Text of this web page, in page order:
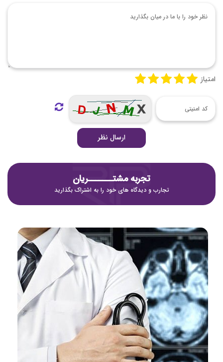
امتیاز
ارسال نظر
تجربه مشتـــــــریان
تجارب و دیدگاه های خود را به اشتراک بگذارید